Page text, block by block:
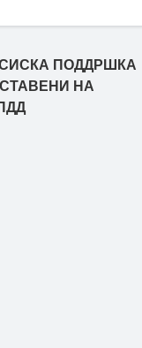
ПОДДРШКА
НА